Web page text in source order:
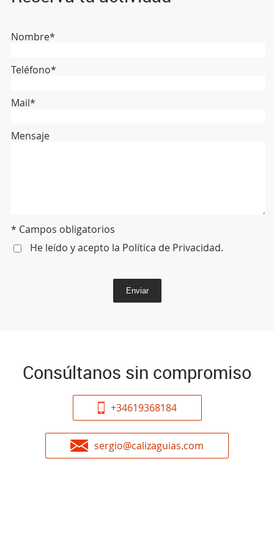
Nombre*
Teléfono*
Mail*
Mensaje
* Campos obligatorios
He leído y acepto la Política de Privacidad.
Enviar
Consúltanos sin compromiso
+34619368184
sergio@calizaguias.com